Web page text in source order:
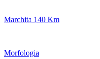
Marchita 140 Km
Morfologia